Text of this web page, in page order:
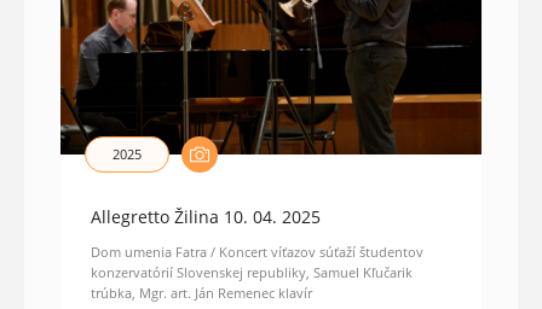
2025
Allegretto Žilina 10. 04. 2025
Dom umenia Fatra / Koncert víťazov súťaží študentov
konzervatórií Slovenskej republiky, Samuel Kľučarik
trúbka, Mgr. art. Ján Remenec klavír